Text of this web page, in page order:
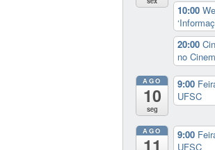
10:00
20:00
no
AGO
10
seg
9:00
UFSC
AGO 9:00
UFSC